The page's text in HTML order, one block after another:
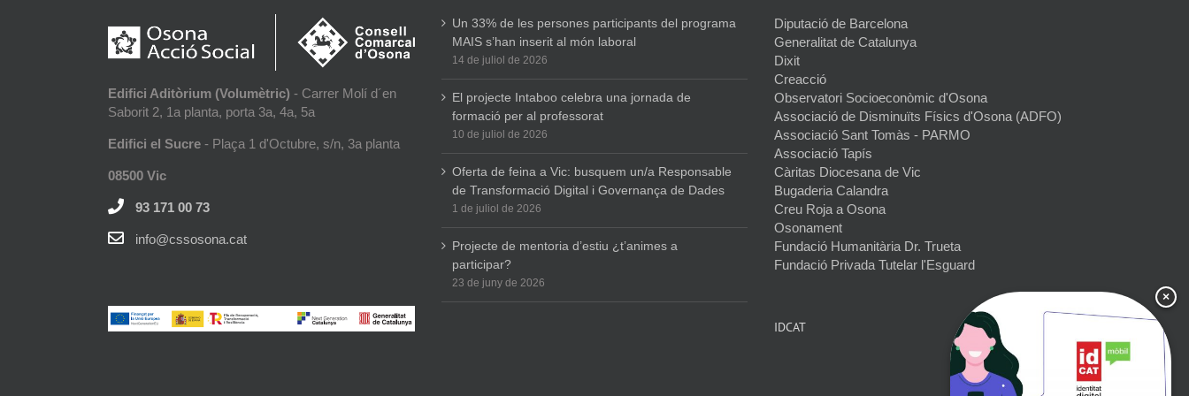
Edifici Aditòrium (Volumètric) - Carrer Molí d´en
Saborit 2, 1a planta, porta 3a, 4a, 5a
Edifici el Sucre - Plaça 1 d'Octubre, s/n, 3a planta
08500 Vic
93 171 00 73
info@cssosona.cat
Un 33% de les persones participants del programa
MAIS s’han inserit al món laboral
14 de juliol de 2026
El projecte Intaboo celebra una jornada de
formació per al professorat
10 de juliol de 2026
Oferta de feina a Vic: busquem un/a Responsable
de Transformació Digital i Governança de Dades
1 de juliol de 2026
Projecte de mentoria d’estiu ¿t’animes a
participar?
23 de juny de 2026
Diputació de Barcelona
Generalitat de Catalunya
Dixit
Creacció
Observatori Socioeconòmic d'Osona
Associació de Disminuïts Físics d'Osona (ADFO)
Associació Sant Tomàs - PARMO
Associació Tapís
Càritas Diocesana de Vic
Bugaderia Calandra
Creu Roja a Osona
Osonament
Fundació Humanitària Dr. Trueta
Fundació Privada Tutelar l'Esguard
IDCAT
×